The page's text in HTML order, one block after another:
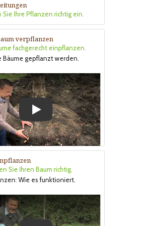
Sie Ihre Pflanzen richtig ein.
verpflanzen
fachgerecht einpflanzen.
Bäume gepflanzt werden.
Sie Ihren Baum richtig.
Wie es funktioniert.